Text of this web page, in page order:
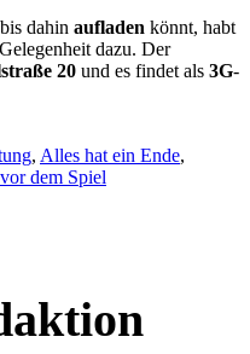
bis dahin aufladen könnt, habt
dazu. Der
20 und es findet als 3G-
, Alles hat ein Ende,
dem Spiel